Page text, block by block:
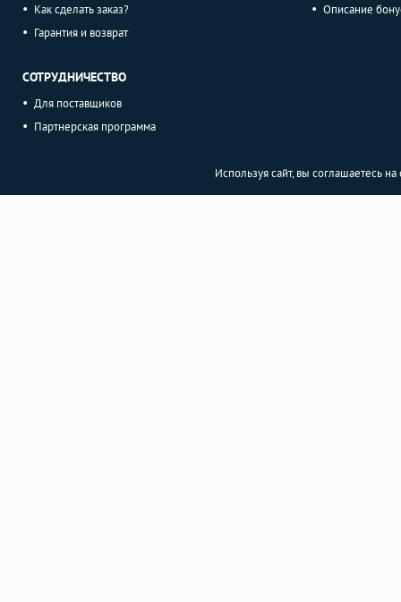
Как сделать заказ?
Гарантия и возврат
СОТРУДНИЧЕСТВО
Для поставщиков
Партнерская программа
Описание
Используя сайт, вы соглашаетесь